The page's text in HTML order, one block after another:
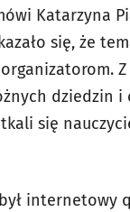
Katarzyna
się, że
dziedzin
się
internetowy